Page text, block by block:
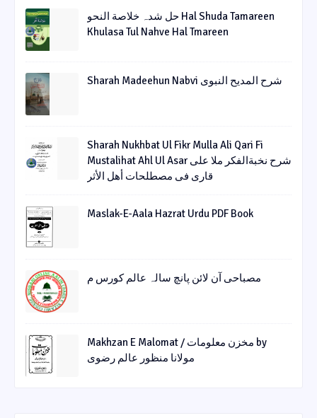
حل شدہ خلاصة النحو Hal Shuda Tamareen
Khulasa Tul Nahve Hal Tmareen
Sharah Madeehun Nabvi شرح المدیح النبوی
Sharah Nukhbat Ul Fikr Mulla Ali Qari Fi
Mustalihat Ahl Ul Asar شرح نخبةالفکر ملا علی
قاری فی مصطلحات أھل الأثر
Maslak-E-Aala Hazrat Urdu PDF Book
مصباحی آن لائن پانچ سالہ عالم کورس م
Makhzan E Malomat / مخزن معلومات by
مولانا منظور عالم رضوی